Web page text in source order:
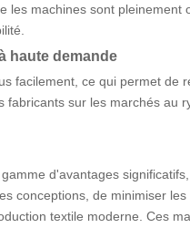
machines sont
haute demande
facilement, ce qui permet
sur les marchés au
d'avantages
de minimiser
textile moderne. Ces